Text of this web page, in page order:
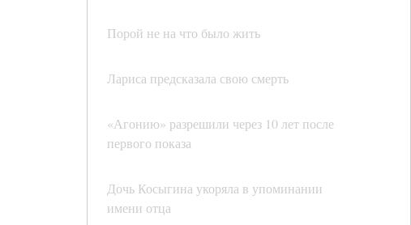
Порой не на что было жить
Лариса предсказала свою смерть
«Агонию» разрешили через 10 лет после
первого показа
Дочь Косыгина укоряла в упоминании
имени отца